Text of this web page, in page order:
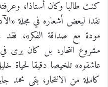
كنت طالبا وكان أستاذا،
نقدا لبعض أشعاره في مجلة
مودة مع صداقة الفكر»،
مشروع انتحار، بل كان يرى
عاشقوه» تلخيصا دقيقا
كاملة من الانتحار، بقي